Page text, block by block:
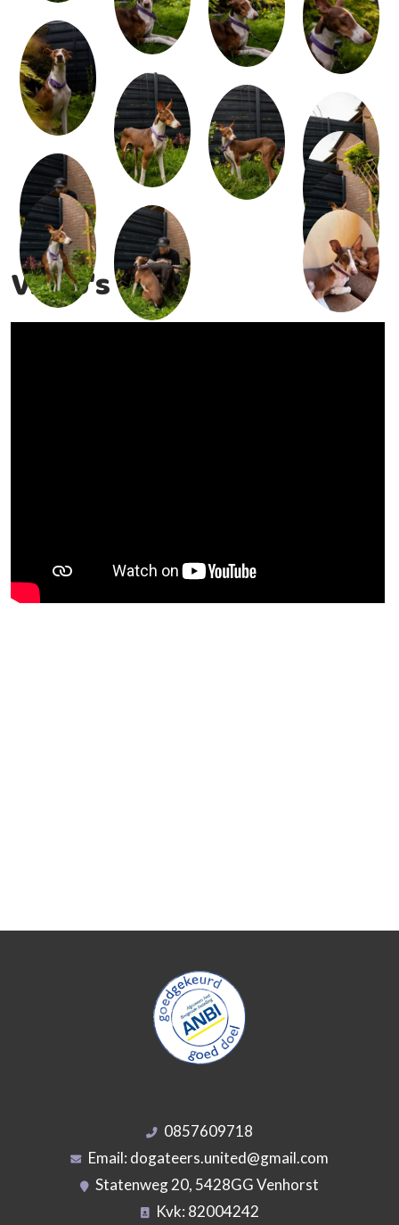
Video's
0857609718
Email: dogateers.united@gmail.com
Statenweg 20, 5428GG Venhorst
Kvk: 82004242